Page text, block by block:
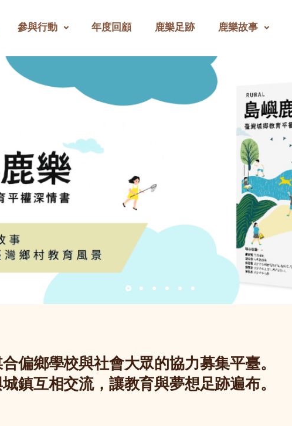
參與行動 年度回顧 鹿樂足跡 鹿樂故事
偏鄉學校與社會大眾的協力募集平臺。
鎮互相交流，讓教育與夢想足跡遍布。